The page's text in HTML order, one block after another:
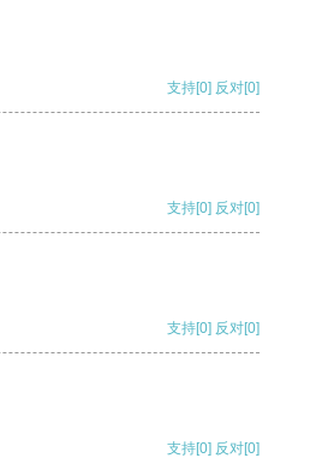
支持[0] 反对[0]
支持[0] 反对[0]
支持[0] 反对[0]
支持[0] 反对[0]